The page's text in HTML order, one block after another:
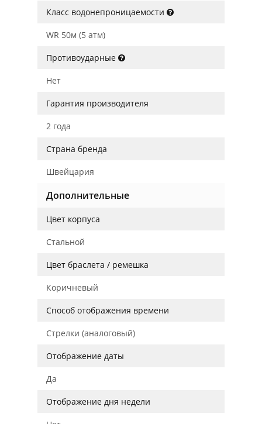
Класс водонепроницаемости
WR 50м (5 атм)
Противоударные
Нет
Гарантия производителя
2 года
Страна бренда
Швейцария
Дополнительные
Цвет корпуса
Стальной
Цвет браслета / ремешка
Коричневый
Способ отображения времени
Стрелки (аналоговый)
Отображение даты
Да
Отображение дня недели